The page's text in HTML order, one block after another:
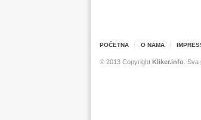
POČETNA O NAMA
© 2013 Copyright Kliker.info .